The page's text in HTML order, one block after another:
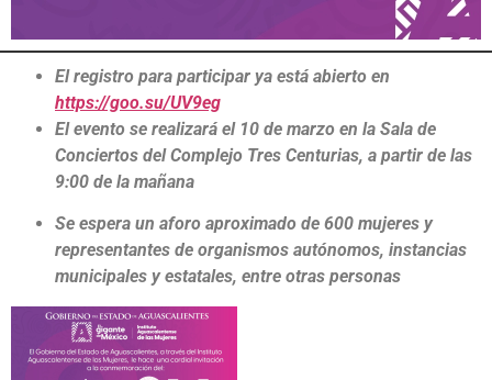
El registro para participar ya está abierto en
https://goo.su/UV9eg
El evento se realizará el 10 de marzo en la Sala de
Conciertos del Complejo Tres Centurias, a partir de las
9:00 de la mañana
Se espera un aforo aproximado de 600 mujeres y
representantes de organismos autónomos, instancias
municipales y estatales, entre otras personas